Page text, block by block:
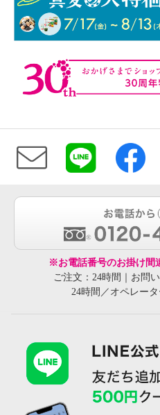
※お電話番号のお掛け間
ご注文：24時間｜お問
24時間／オペレー